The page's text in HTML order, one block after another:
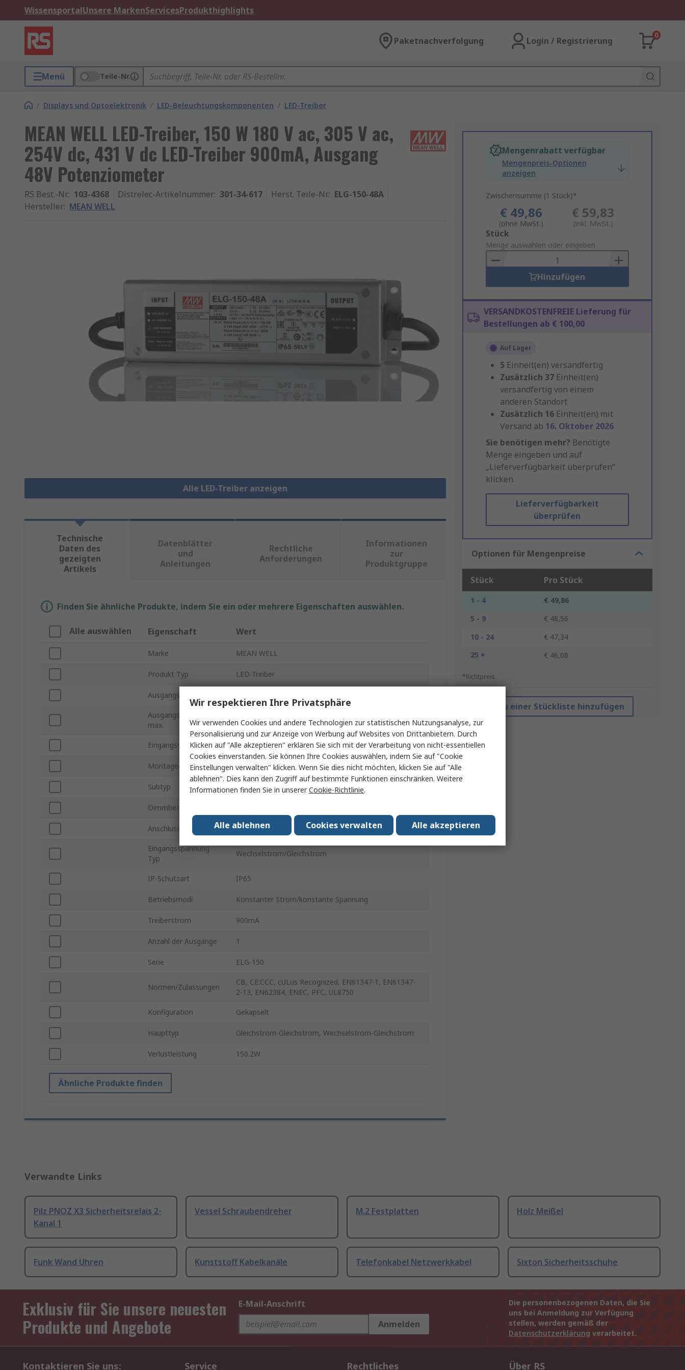
WissensportalUnsere MarkenServicesProdukthighlights
Paketnachverfolgung Login / Registrierung
0
Menü Teile-Nr.
/ Displays und Optoelektronik / LED-Beleuchtungskomponenten / LED-Treiber
MEAN WELL LED-Treiber, 150 W 180 V ac, 305 V ac,
254V dc, 431 V dc LED-Treiber 900mA, Ausgang
48V Potenziometer
RS Best.-Nr.: 103-4368 Distrelec-Artikelnummer: 301-34-617 Herst. Teile-Nr.: ELG-150-48A
Hersteller: MEAN WELL
Alle LED-Treiber anzeigen
Mengenrabatt verfügbar
Mengenpreis-Optionen
anzeigen
Zwischensumme (1 Stück)*
€ 49,86
(ohne MwSt.)
€ 59,83
(inkl. MwSt.)
Add
to
Basket
Stück
Menge auswählen oder eingeben
Hinzufügen
VERSANDKOSTENFREIE Lieferung für
Bestellungen ab € 100,00
Auf Lager
5 Einheit(en) versandfertig
Zusätzlich 37 Einheit(en)
versandfertig von einem
anderen Standort
Zusätzlich 16 Einheit(en) mit
Versand ab 16. Oktober 2026
Sie benötigen mehr? Benötigte
Menge eingeben und auf
„Lieferverfügbarkeit überprüfen“
klicken.
Lieferverfügbarkeit
überprüfen
Optionen für Mengenpreise
Stück Pro Stück
1 - 4
€ 49,86
5 - 9
€ 48,56
10 - 24
€ 47,34
25 +
€ 46,08
*Richtpreis
Zu einer Stückliste hinzufügen
Technische
Daten des
gezeigten
Artikels
Datenblätter
und
Anleitungen
Rechtliche
Anforderungen
Informationen
zur
Produktgruppe
Finden Sie ähnliche Produkte, indem Sie ein oder mehrere Eigenschaften auswählen.
Alle auswählen Eigenschaft Wert
Marke MEAN WELL
Produkt Typ LED-Treiber
Ausgangsspannung
Ausgangsleistung
max.
150W
Eingangsspannung 180, 305, 254, 431V ac
Montageart Schraubanschlussklemme
Subtyp LED-Treiber
Dimmbetrieb
Anschlusstyp Draht
Eingangsspannung
Typ
Wechselstrom/Gleichstrom
IP-Schutzart IP65
Betriebsmodi Konstanter Strom/konstante Spannung
Treiberstrom 900mA
Anzahl der Ausgänge 1
Serie ELG-150
Normen/Zulassungen
CB, CE:CCC, cULus Recognized, EN61347-1, EN61347-
2-13, EN62384, ENEC, PFC, UL8750
Konfiguration Gekapselt
Haupttyp Gleichstrom-Gleichstrom, Wechselstrom-Gleichstrom
Verlustleistung 150.2W
Ähnliche Produkte finden
Verwandte Links
Pilz PNOZ X3 Sicherheitsrelais 2-
Kanal 1
Vessel Schraubendreher M.2 Festplatten Holz Meißel
Funk Wand Uhren Kunststoff Kabelkanäle Telefonkabel Netzwerkkabel Sixton Sicherheitsschuhe
Exklusiv für Sie unsere neuesten
Produkte und Angebote
E-Mail-Anschrift
Anmelden
Die personenbezogenen Daten, die Sie
uns bei Anmeldung zur Verfügung
stellen, werden gemäß der
Datenschutzerklärung verarbeitet.
Kontaktieren Sie uns: Service Rechtliches Über RS
Wir respektieren Ihre Privatsphäre
Wir verwenden Cookies und andere Technologien zur statistischen Nutzungsanalyse, zur
Personalisierung und zur Anzeige von Werbung auf Websites von Drittanbietern. Durch
Klicken auf "Alle akzeptieren" erklären Sie sich mit der Verarbeitung von nicht-essentiellen
Cookies einverstanden. Sie können Ihre Cookies auswählen, indem Sie auf "Cookie
Einstellungen verwalten" klicken. Wenn Sie dies nicht möchten, klicken Sie auf "Alle
ablehnen". Dies kann den Zugriff auf bestimmte Funktionen einschränken. Weitere
Informationen finden Sie in unsererCookie-Richtlinie.
Alle akzeptieren
Cookies verwalten
Alle ablehnen